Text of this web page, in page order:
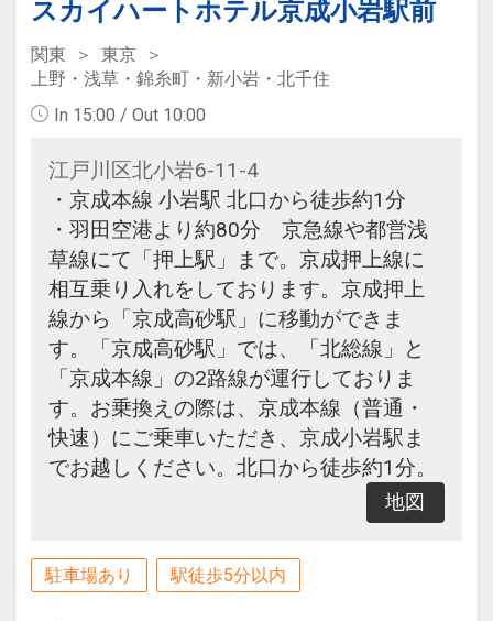
スカイハートホテル京成小岩駅前
関東
東京
上野・浅草・錦糸町・新小岩・北千住
In 15:00 / Out 10:00
江戸川区北小岩6-11-4
・京成本線 小岩駅 北口から徒歩約1分
・羽田空港より約80分 京急線や都営浅
草線にて「押上駅」まで。京成押上線に
相互乗り入れをしております。京成押上
線から「京成高砂駅」に移動ができま
す。「京成高砂駅」では、「北総線」と
「京成本線」の2路線が運行しておりま
す。お乗換えの際は、京成本線（普通・
快速）にご乗車いただき、京成小岩駅ま
でお越しください。北口から徒歩約1分。
地図
駐車場あり 駅徒歩5分以内